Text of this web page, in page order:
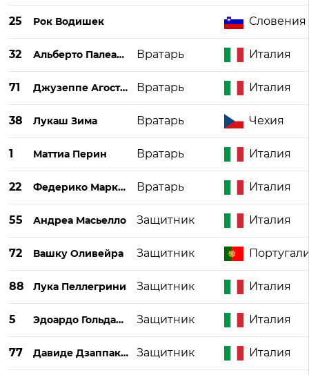
25 Рок Водишек Словения
32 Альберто Палеари Вратарь Италия
71 Джузеппе Агостино Вратарь Италия
38 Лукаш Зима Вратарь Чехия
1 Маттиа Перин Вратарь Италия
22 Федерико Маркетти Вратарь Италия
55 Андреа Масьелло Защитник Италия
72 Вашку Оливейра Защитник
88 Лука Пеллегрини Защитник Италия
5 Эдоардо Гольданига Защитник Италия
77 Давиде Дзаппакоста Защитник Италия